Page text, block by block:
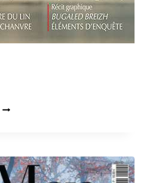
plusieurs
variations.